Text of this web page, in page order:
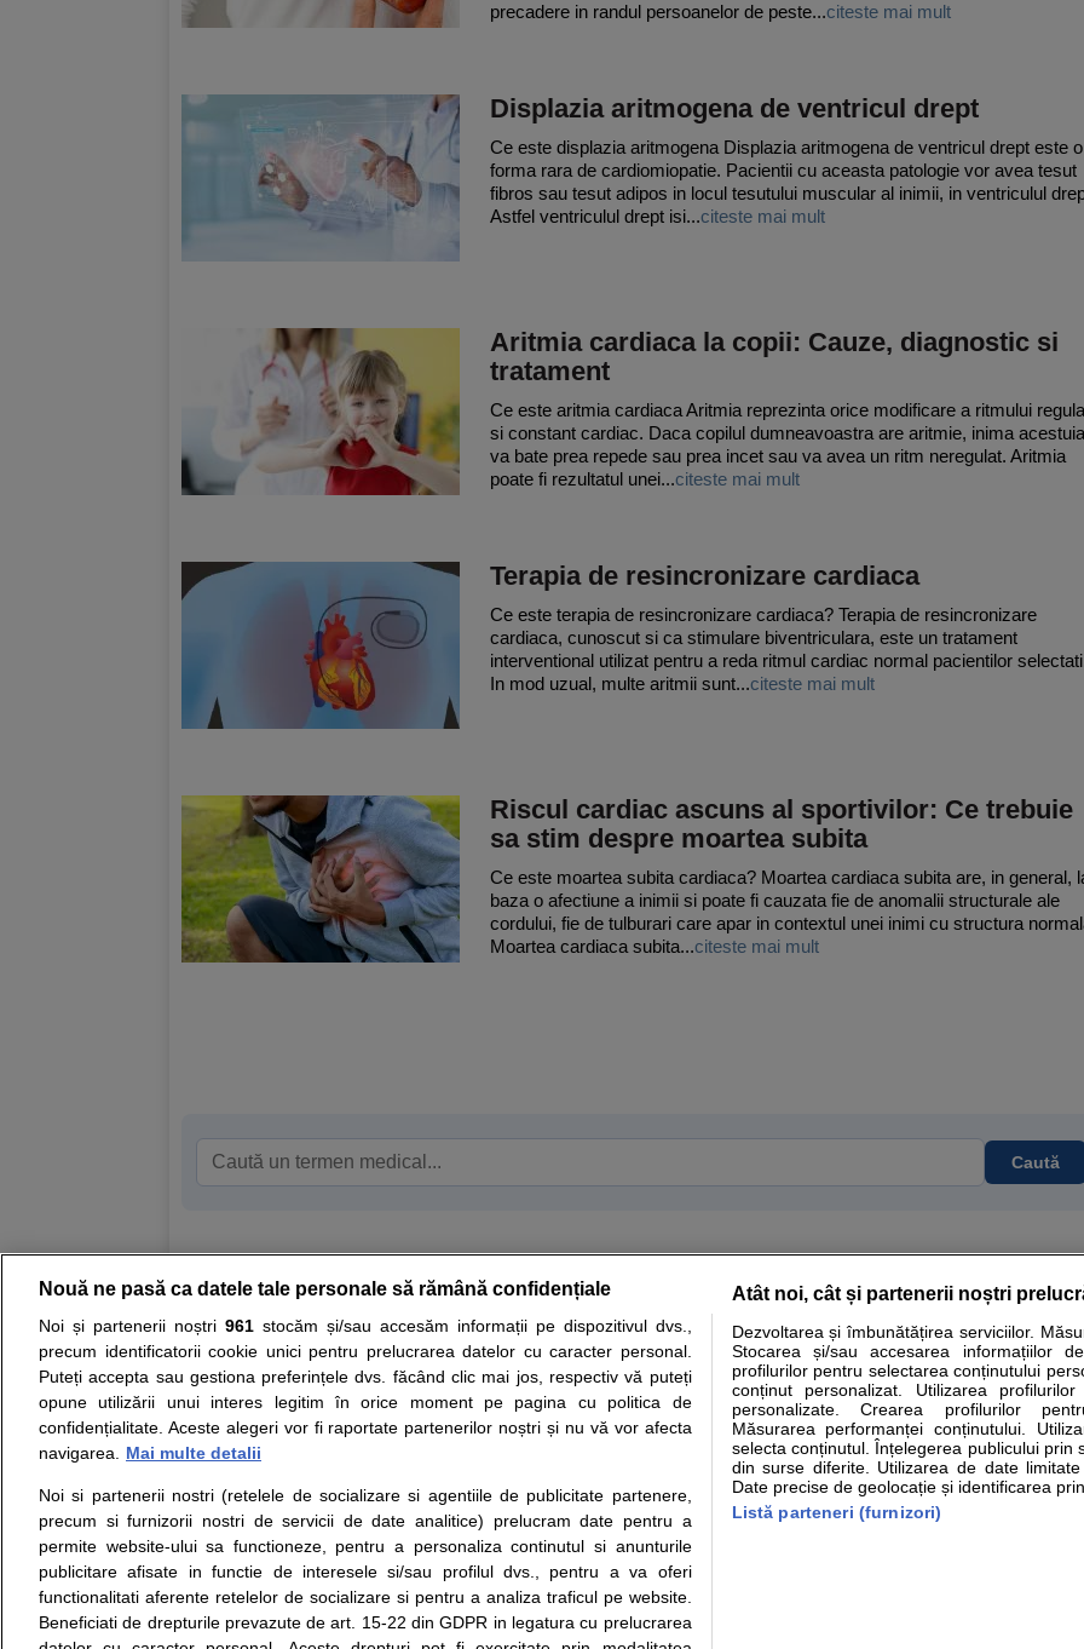
precadere in randul persoanelor de peste...citeste mai mult
Displazia aritmogena de ventricul drept
Ce este displazia aritmogena Displazia aritmogena de ventricul drept este o
forma rara de cardiomiopatie. Pacientii cu aceasta patologie vor avea tesut
fibros sau tesut adipos in locul tesutului muscular al inimii, in ventriculul
Astfel ventriculul drept isi...citeste mai mult
Aritmia cardiaca la copii: Cauze, diagnostic si
tratament
Ce este aritmia cardiaca Aritmia reprezinta orice modificare a ritmului
si constant cardiac. Daca copilul dumneavoastra are aritmie, inima acestuia
va bate prea repede sau prea incet sau va avea un ritm neregulat. Aritmia
poate fi rezultatul unei...citeste mai mult
Terapia de resincronizare cardiaca
Ce este terapia de resincronizare cardiaca? Terapia de resincronizare
cardiaca, cunoscut si ca stimulare biventriculara, este un tratament
interventional utilizat pentru a reda ritmul cardiac normal pacientilor
In mod uzual, multe aritmii sunt...citeste mai mult
Riscul cardiac ascuns al sportivilor: Ce trebuie
sa stim despre moartea subita
Ce este moartea subita cardiaca? Moartea cardiaca subita are, in general,
baza o afectiune a inimii si poate fi cauzata fie de anomalii structurale ale
cordului, fie de tulburari care apar in contextul unei inimi cu structura
Moartea cardiaca subita...citeste mai mult
Caută
Resurse: Autoevaluare simptome Interpretare analize Specialitati medicale
Opiniile avizate ale medicilor, sfaturile si orice alte informatii despre sanatate disponibile pe sfatulmedicului.ro au scop informativ si
nici diagnosticul stabilit in urma investigatiilor si analizelor medicale. Va sfatuim, ca pe langa informatia primita pe sfatulmedicului.ro
ii punem la dispozitie pentru programare in sistemul de programari la medic Clickmed.
Despre noi
Contact
Intrebari frecvente
Consultanti
medicali
Termeni si conditii
Politica de
confidentialitate
Politica de cookie
Modifica Setarile Cookie
Drepturile consumatorului
Protectia consumatorilor -
ANPC
Solutionarea Alternativa a
Litigiilor
Info consumator: 0800.080.999
Formulare europene - CNAS
Parteneri
Inscriere clinica
Nouă ne pasă ca datele tale personale să rămână confidențiale
Noi și partenerii noștri 961stocăm și/sau accesăm informații pe dispozitivul dvs.,
precum identificatorii cookie unici pentru prelucrarea datelor cu caracter personal.
Puteți accepta sau gestiona preferințele dvs. făcând clic mai jos, respectiv vă puteți
opune utilizării unui interes legitim în orice moment pe pagina cu politica de
confidențialitate. Aceste alegeri vor fi raportate partenerilor noștri și nu vă vor afecta
navigarea.
Mai multe detalii
Noi si partenerii nostri (retelele de socializare si agentiile de publicitate partenere,
precum si furnizorii nostri de servicii de date analitice) prelucram date pentru a
permite website-ului sa functioneze, pentru a personaliza continutul si anunturile
publicitare afisate in functie de interesele si/sau profilul dvs., pentru a va oferi
functionalitati aferente retelelor de socializare si pentru a analiza traficul pe website.
Beneficiati de drepturile prevazute de art. 15-22 din GDPR in legatura cu prelucrarea
Atât noi, cât și partenerii noștri
Dezvoltarea și îmbunătățirea serviciilor.
Stocarea și/sau accesarea informațiilor
profilurilor pentru selectarea conținutului
conținut personalizat. Utilizarea
personalizate. Crearea profilurilor
Măsurarea performanței conținutului.
selecta conținutul. Înțelegerea publicului prin
din surse diferite. Utilizarea de date
Date precise de geolocație și identificarea
Listă parteneri (furnizori)